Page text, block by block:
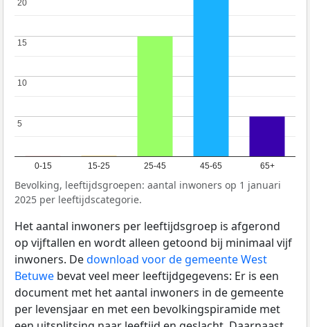
0-15 15-25 25-45 45-65 65+
5
5
10
10
15
15
20
20
Bevolking, leeftijdsgroepen: aantal inwoners op 1 januari
2025 per leeftijdscategorie.
Het aantal inwoners per leeftijdsgroep is afgerond
op vijftallen en wordt alleen getoond bij minimaal vijf
inwoners. Dedownload voor de gemeente West
Betuwe bevat veel meer leeftijdgegevens: Er is een
document met het aantal inwoners in de gemeente
per levensjaar en met een bevolkingspiramide met